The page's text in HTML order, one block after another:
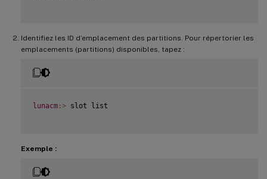
Identifiez les ID d’emplacement des partitions. Pour répertorier les
emplacements (partitions) disponibles, tapez :
lunacm :> slot list
Exemple :